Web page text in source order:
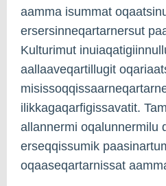
aamma isummat
ersersinneqartarnersut
Kulturimut
aallaaveqartillugit
ilikkagaqarfigissavatit.
allannermi oqalunnermilu
erseqqissumik
oqaaseqartarnissat